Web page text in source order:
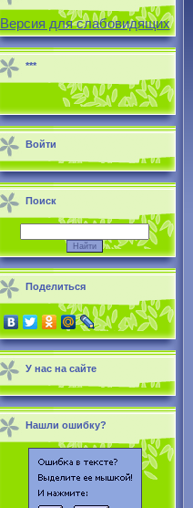
Версия для слабовидящих
***
Войти
Поиск
Поделиться
У нас на сайте
Нашли ошибку?